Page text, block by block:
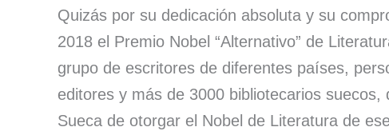
Quizás por su dedicación absoluta y su
2018 el Premio Nobel “Alternativo” de
grupo de escritores de diferentes países,
editores y más de 3000 bibliotecarios
Sueca de otorgar el Nobel de Literatura de